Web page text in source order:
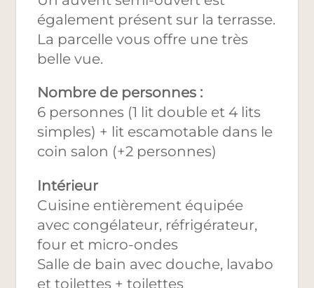
également présent sur la terrasse.
La parcelle vous offre une très
belle vue.
Nombre de personnes :
6 personnes (1 lit double et 4 lits
simples) + lit escamotable dans le
coin salon (+2 personnes)
Intérieur
Cuisine entièrement équipée
avec congélateur, réfrigérateur,
four et micro-ondes
Salle de bain avec douche, lavabo
et toilettes + toilettes